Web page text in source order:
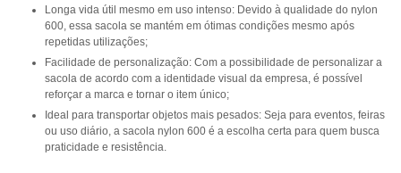
Longa vida útil mesmo em uso intenso: Devido à qualidade do nylon
600, essa sacola se mantém em ótimas condições mesmo após
repetidas utilizações;
Facilidade de personalização: Com a possibilidade de personalizar a
sacola de acordo com a identidade visual da empresa, é possível
reforçar a marca e tornar o item único;
ou uso diário, a sacola nylon 600 é a escolha certa para quem busca
praticidade e resistência.